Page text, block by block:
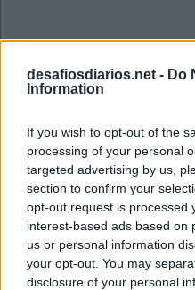
desafiosdiarios.net - Do
Information
If you wish to opt-out of the
processing of your personal
targeted advertising by us,
section to confirm your
opt-out request is processed
interest-based ads based on
us or personal information
your opt-out. You may
disclosure of your personal
Sudoku